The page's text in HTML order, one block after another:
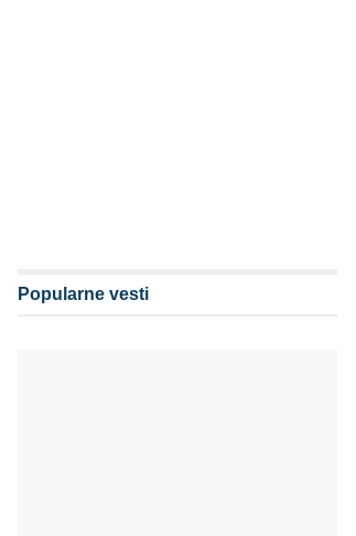
Popularne vesti